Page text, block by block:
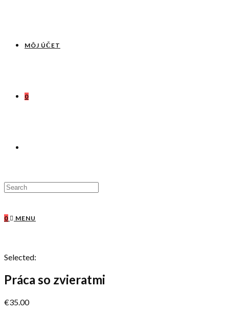
MÔJ ÚČET
0
0 MENU
Selected:
Práca so zvieratmi
€35.00